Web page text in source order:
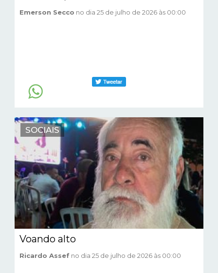
Emerson Secco no dia 25 de julho de 2026 às 00:00
SOCIAIS
Voando alto
Ricardo Assef no dia 25 de julho de 2026 às 00:00